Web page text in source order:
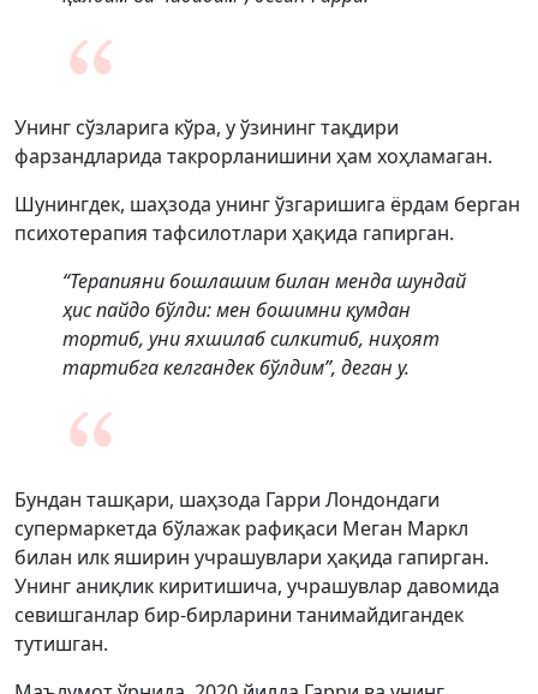
Унинг сўзларига кўра, у ўзининг тақдири
фарзандларида такрорланишини ҳам хоҳламаган.
Шунингдек, шаҳзода унинг ўзгаришига ёрдам берган
психотерапия тафсилотлари ҳақида гапирган.
“Терапияни бошлашим билан менда шундай
ҳис пайдо бўлди: мен бошимни қумдан
тортиб, уни яхшилаб силкитиб, ниҳоят
тартибга келгандек бўлдим”, деган у.
Бундан ташқари, шаҳзода Гарри Лондондаги
супермаркетда бўлажак рафиқаси Меган Маркл
билан илк яширин учрашувлари ҳақида гапирган.
Унинг аниқлик киритишича, учрашувлар давомида
севишганлар бир-бирларини танимайдигандек
тутишган.